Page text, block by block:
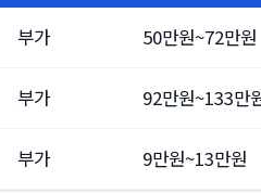
부가 50만원~72만원
부가 92만원~133만
부가 9만원~13만원